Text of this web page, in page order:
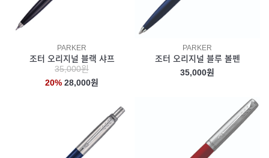
PARKER
조터 오리지널 블랙 샤프
35,000원
20% 28,000원
PARKER
조터 오리지널 블루 볼펜
35,000원